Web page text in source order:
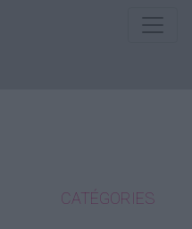
CATÉGORIES